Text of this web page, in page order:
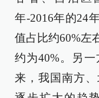
年-2016年的24
值占比约60%左
约为40%。另
来，我国南方